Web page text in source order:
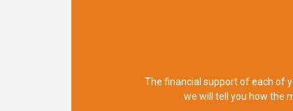
The financial support of each of
we will tell you how the